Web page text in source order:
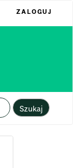
ZALOGUJ
Szukaj